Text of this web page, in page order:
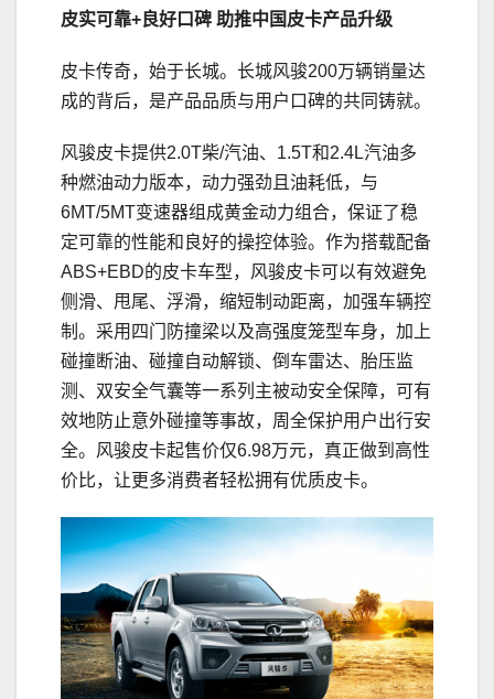
皮实可靠+良好口碑 助推中国皮卡产品升级
皮卡传奇，始于长城。长城风骏200万辆销量达
成的背后，是产品品质与用户口碑的共同铸就。
风骏皮卡提供2.0T柴/汽油、1.5T和2.4L汽油多
种燃油动力版本，动力强劲且油耗低，与
6MT/5MT变速器组成黄金动力组合，保证了稳
定可靠的性能和良好的操控体验。作为搭载配备
ABS+EBD的皮卡车型，风骏皮卡可以有效避免
侧滑、甩尾、浮滑，缩短制动距离，加强车辆控
制。采用四门防撞梁以及高强度笼型车身，加上
碰撞断油、碰撞自动解锁、倒车雷达、胎压监
测、双安全气囊等一系列主被动安全保障，可有
效地防止意外碰撞等事故，周全保护用户出行安
全。风骏皮卡起售价仅6.98万元，真正做到高性
价比，让更多消费者轻松拥有优质皮卡。